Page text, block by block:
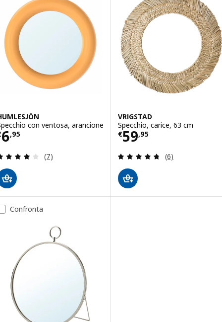
con ventosa, arancione
6,95 € 6,95
Recensione: 3.9 fuori da 5 stelle. Totale
(7)
VRIGSTAD
Specchio, carice, 63 cm
€59,95
Prezzo € 59,95
Recensione:
(6)
Confronta